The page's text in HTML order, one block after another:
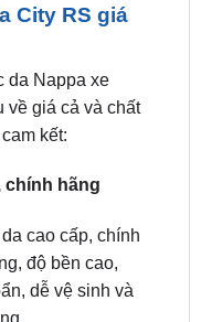
da Nappa xe
giá cả và chất
kết:
hãng
cao cấp, chính
dễ vệ sinh và
chuyên nghiệp,